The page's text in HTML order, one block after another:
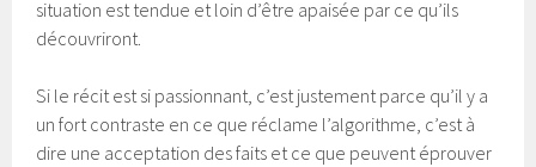
situation est tendue et loin d’être apaisée par ce qu’ils
découvriront.
Si le récit est si passionnant, c’est justement parce qu’il y a
un fort contraste en ce que réclame l’algorithme, c’est à
dire une acceptation des faits et ce que peuvent éprouver